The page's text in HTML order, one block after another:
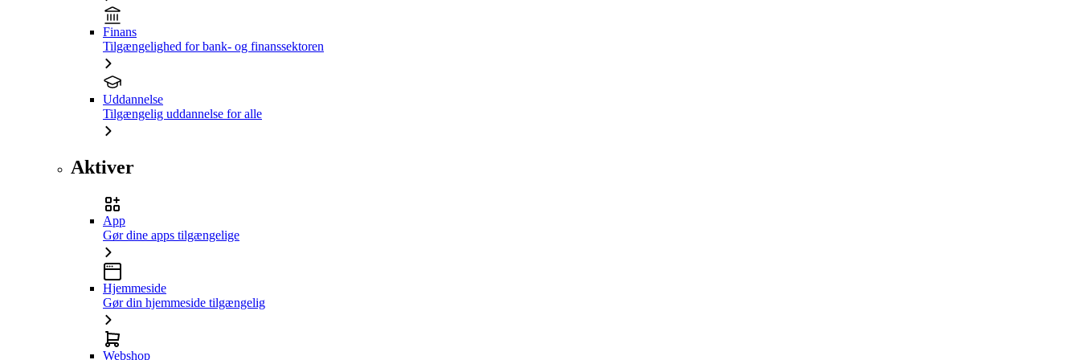
Finans
Tilgængelighed for bank- og finanssektoren
Uddannelse
Tilgængelig uddannelse for alle
Aktiver
App
Gør dine apps tilgængelige
Hjemmeside
Gør din hjemmeside tilgængelig
Webshop